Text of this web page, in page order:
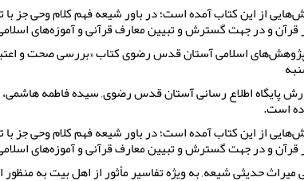
از این کتاب آمده است؛ در باور شیعه فهم کلام وحی جز
قرآن و در جهت گسترش و تبیین معارف قرآنی و آموزه‌های
پایگاه اطلاع رسانی آستان قدس رضوی, سیده فاطمه هاشمی،
است.
از این کتاب آمده است؛ در باور شیعه فهم کلام وحی جز
قرآن و در جهت گسترش و تبیین معارف قرآنی و آموزه‌های
حدیثی شیعه, به ویژه تفاسیر مأثور از اهل بیت به